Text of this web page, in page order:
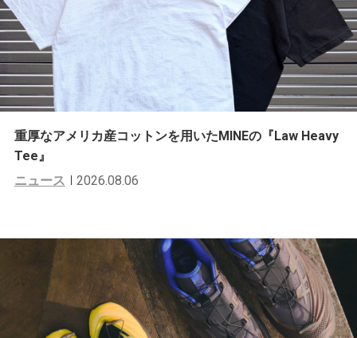
重厚なアメリカ産コットンを用いたMINEの『Law Heavy
Tee』
ニュース
2026.08.06